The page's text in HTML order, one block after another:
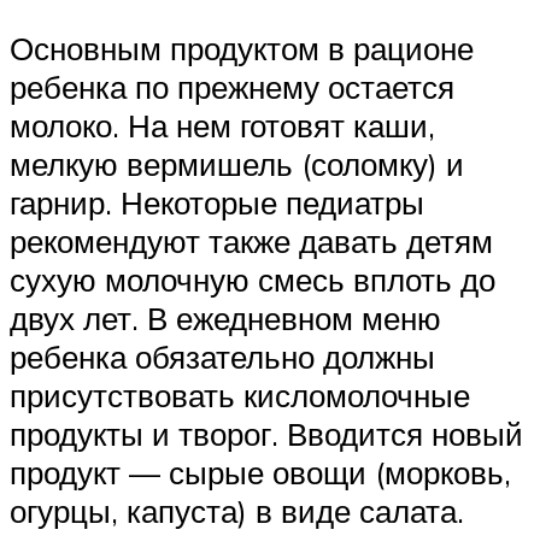
Основным продуктом в рационе
ребенка по прежнему остается
молоко. На нем готовят каши,
мелкую вермишель (соломку) и
гарнир. Некоторые педиатры
рекомендуют также давать детям
сухую молочную смесь вплоть до
двух лет. В ежедневном меню
ребенка обязательно должны
присутствовать кисломолочные
продукты и творог. Вводится новый
продукт — сырые овощи (морковь,
огурцы, капуста) в виде салата.